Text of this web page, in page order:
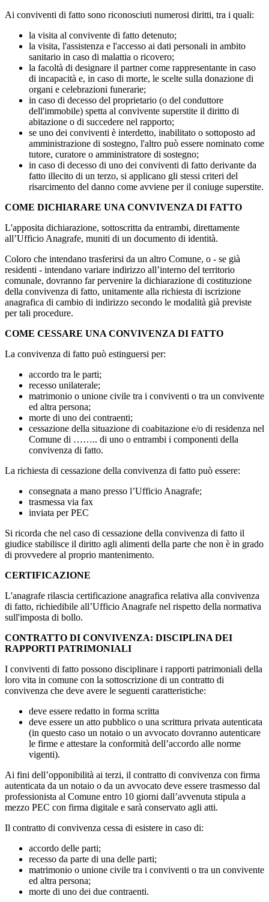
Ai conviventi di fatto sono riconosciuti numerosi diritti, tra i quali:
la visita al convivente di fatto detenuto;
la visita, l'assistenza e l'accesso ai dati personali in ambito
sanitario in caso di malattia o ricovero;
la facoltà di designare il partner come rappresentante in caso
di incapacità e, in caso di morte, le scelte sulla donazione di
organi e celebrazioni funerarie;
in caso di decesso del proprietario (o del conduttore
dell'immobile) spetta al convivente superstite il diritto di
abitazione o di succedere nel rapporto;
se uno dei conviventi è interdetto, inabilitato o sottoposto ad
amministrazione di sostegno, l'altro può essere nominato come
tutore, curatore o amministratore di sostegno;
in caso di decesso di uno dei conviventi di fatto derivante da
fatto illecito di un terzo, si applicano gli stessi criteri del
risarcimento del danno come avviene per il coniuge superstite.
COME DICHIARARE UNA CONVIVENZA DI FATTO
L'apposita dichiarazione, sottoscritta da entrambi, direttamente
all’Ufficio Anagrafe, muniti di un documento di identità.
Coloro che intendano trasferirsi da un altro Comune, o - se già
residenti - intendano variare indirizzo all’interno del territorio
comunale, dovranno far pervenire la dichiarazione di costituzione
della convivenza di fatto, unitamente alla richiesta di iscrizione
anagrafica di cambio di indirizzo secondo le modalità già previste
per tali procedure.
COME CESSARE UNA CONVIVENZA DI FATTO
La convivenza di fatto può estinguersi per:
accordo tra le parti;
recesso unilaterale;
matrimonio o unione civile tra i conviventi o tra un convivente
ed altra persona;
morte di uno dei contraenti;
cessazione della situazione di coabitazione e/o di residenza nel
Comune di …….. di uno o entrambi i componenti della
convivenza di fatto.
La richiesta di cessazione della convivenza di fatto può essere:
consegnata a mano presso l’Ufficio Anagrafe;
trasmessa via fax
inviata per PEC
Si ricorda che nel caso di cessazione della convivenza di fatto il
giudice stabilisce il diritto agli alimenti della parte che non è in grado
di provvedere al proprio mantenimento.
CERTIFICAZIONE
L'anagrafe rilascia certificazione anagrafica relativa alla convivenza
di fatto, richiedibile all’Ufficio Anagrafe nel rispetto della normativa
sull'imposta di bollo.
CONTRATTO DI CONVIVENZA: DISCIPLINA DEI
RAPPORTI PATRIMONIALI
I conviventi di fatto possono disciplinare i rapporti patrimoniali della
loro vita in comune con la sottoscrizione di un contratto di
convivenza che deve avere le seguenti caratteristiche:
deve essere redatto in forma scritta
deve essere un atto pubblico o una scrittura privata autenticata
(in questo caso un notaio o un avvocato dovranno autenticare
le firme e attestare la conformità dell’accordo alle norme
vigenti).
Ai fini dell’opponibilità ai terzi, il contratto di convivenza con firma
autenticata da un notaio o da un avvocato deve essere trasmesso dal
professionista al Comune entro 10 giorni dall’avvenuta stipula a
mezzo PEC con firma digitale e sarà conservato agli atti.
Il contratto di convivenza cessa di esistere in caso di:
accordo delle parti;
recesso da parte di una delle parti;
matrimonio o unione civile tra i conviventi o tra un convivente
ed altra persona;
morte di uno dei due contraenti.